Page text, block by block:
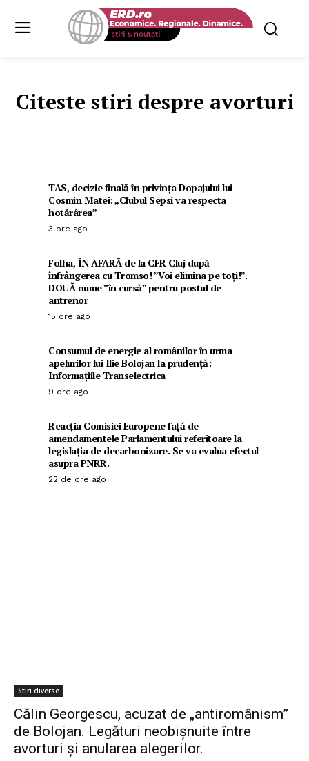
Citeste stiri despre avorturi
TAS, decizie finală în privința Dopajului lui
Cosmin Matei: „Clubul Sepsi va respecta
hotărârea”
3 ore ago
Folha, ÎN AFARĂ de la CFR Cluj după
înfrângerea cu Tromso! ”Voi elimina pe toți!”.
DOUĂ nume ”în cursă” pentru postul de
antrenor
15 ore ago
Consumul de energie al românilor în urma
apelurilor lui Ilie Bolojan la prudență:
Informațiile Transelectrica
9 ore ago
Reacția Comisiei Europene față de
amendamentele Parlamentului referitoare la
legislația de decarbonizare. Se va evalua efectul
asupra PNRR.
22 de ore ago
Stiri diverse
Călin Georgescu, acuzat de „antiromânism”
de Bolojan. Legături neobișnuite între
avorturi și anularea alegerilor.